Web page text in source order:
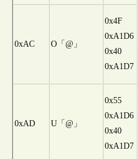
0xAC O「@」
0x4F
0xA1D6
0x40
0xA1D7
0xAD U「@」
0x55
0xA1D6
0x40
0xA1D7